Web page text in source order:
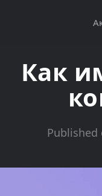
Как
Published